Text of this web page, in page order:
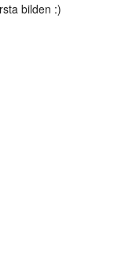
bilden :)